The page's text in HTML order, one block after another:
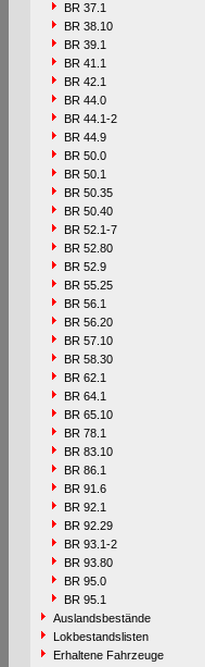
BR 37.1
BR 38.10
BR 39.1
BR 41.1
BR 42.1
BR 44.0
BR 44.1-2
BR 44.9
BR 50.0
BR 50.1
BR 50.35
BR 50.40
BR 52.1-7
BR 52.80
BR 52.9
BR 55.25
BR 56.1
BR 56.20
BR 57.10
BR 58.30
BR 62.1
BR 64.1
BR 65.10
BR 78.1
BR 83.10
BR 86.1
BR 91.6
BR 92.1
BR 92.29
BR 93.1-2
BR 93.80
BR 95.0
BR 95.1
Auslandsbestände
Lokbestandslisten
Erhaltene Fahrzeuge